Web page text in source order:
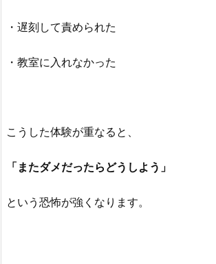
・遅刻して責められた
・教室に入れなかった
こうした体験が重なると、
「またダメだったらどうしよう」
という恐怖が強くなります。